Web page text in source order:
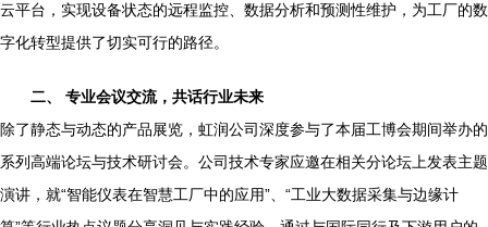
云平台，实现设备状态的远程监控、数据分析和预测性维护，为工厂的数
字化转型提供了切实可行的路径。
二、 专业会议交流，共话行业未来
除了静态与动态的产品展览，虹润公司深度参与了本届工博会期间举办的
系列高端论坛与技术研讨会。公司技术专家应邀在相关分论坛上发表主题
演讲，就“智能仪表在智慧工厂中的应用”、“工业大数据采集与边缘计